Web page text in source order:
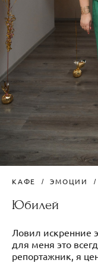
КАФЕ ЭМОЦИИ
Юбилей
Ловил
для меня это
репортажник, я